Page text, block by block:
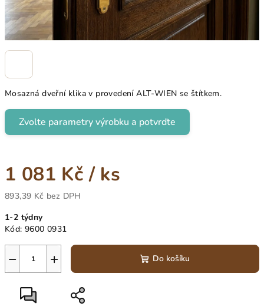
Mosazná dveřní klika v provedení ALT-WIEN se štítkem.
Zvolte parametry výrobku a potvrďte
1 081 Kč / ks
893,39 Kč bez DPH
cena:
1-2 týdny
Kód: 9600 0931
+
− Do košíku